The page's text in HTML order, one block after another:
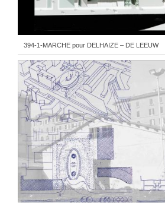
394-1-MARCHE pour DELHAIZE – DE LEEUW